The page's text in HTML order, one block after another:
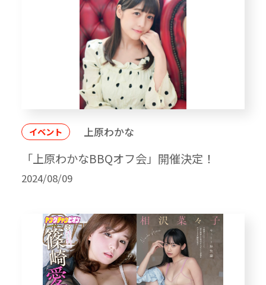
イベント 上原わかな
「上原わかなBBQオフ会」開催決定！
2024/08/09